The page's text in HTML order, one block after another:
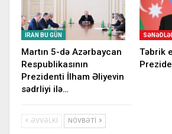
İRAN BU GÜN
Martın 5-də Azərbaycan
Respublikasının
Prezidenti İlham Əliyevin
sədrliyi ilə…
Təbrik
ƏVVƏLKI NÖVBƏTI